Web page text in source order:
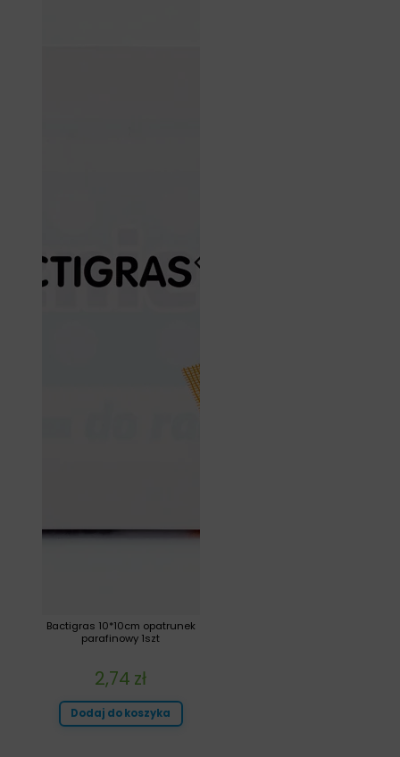
Bactigras 10*10cm opatrunek
parafinowy 1szt
2,74 zł
Dodaj do koszyka